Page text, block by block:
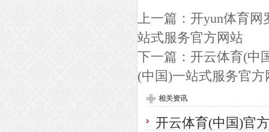
上一篇： 开yun体育网
站式服务官方网站
下一篇： 开云体育(中
(中国)一站式服务官方
相关资讯
开云体育(中国)官